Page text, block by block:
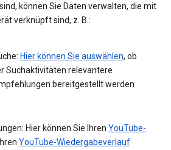
können Sie Daten verwalten, die mit
verknüpft sind, z. B.:
Hier können Sie auswählen, ob
Suchaktivitäten relevantere
bereitgestellt werden
Hier können Sie Ihren YouTube-
YouTube-Wiedergabeverlauf